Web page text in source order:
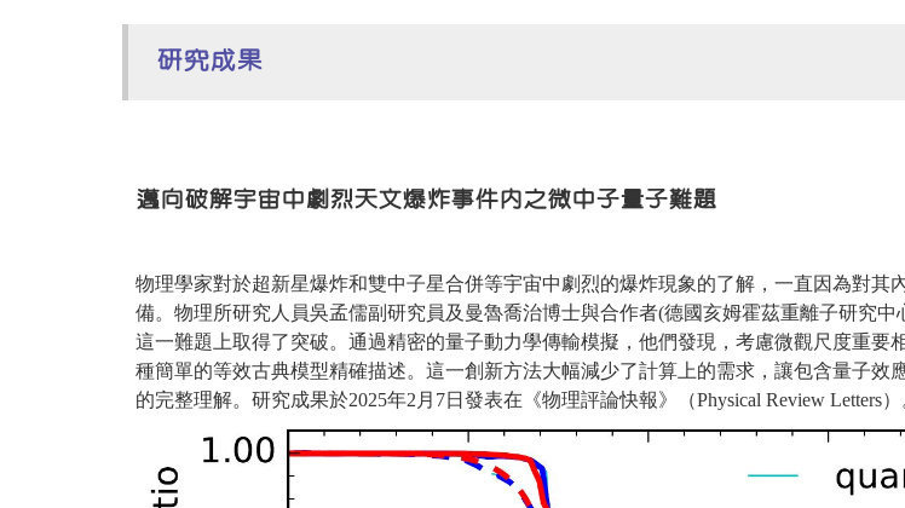
研究成果
邁向破解宇宙中劇烈天文爆炸事件內之微中子量子難題
物理學家對於超新星爆炸和雙中子星合併等宇宙中劇烈的爆炸現象的了解，一直因為對
備。物理所研究人員吳孟儒副研究員及曼魯喬治博士與合作者(德國亥姆霍茲重離子研究
這一難題上取得了突破。通過精密的量子動力學傳輸模擬，他們發現，考慮微觀尺度重
種簡單的等效古典模型精確描述。這一創新方法大幅減少了計算上的需求，讓包含量子
的完整理解。研究成果於2025年2月7日發表在《物理評論快報》（Physical Review Letters）